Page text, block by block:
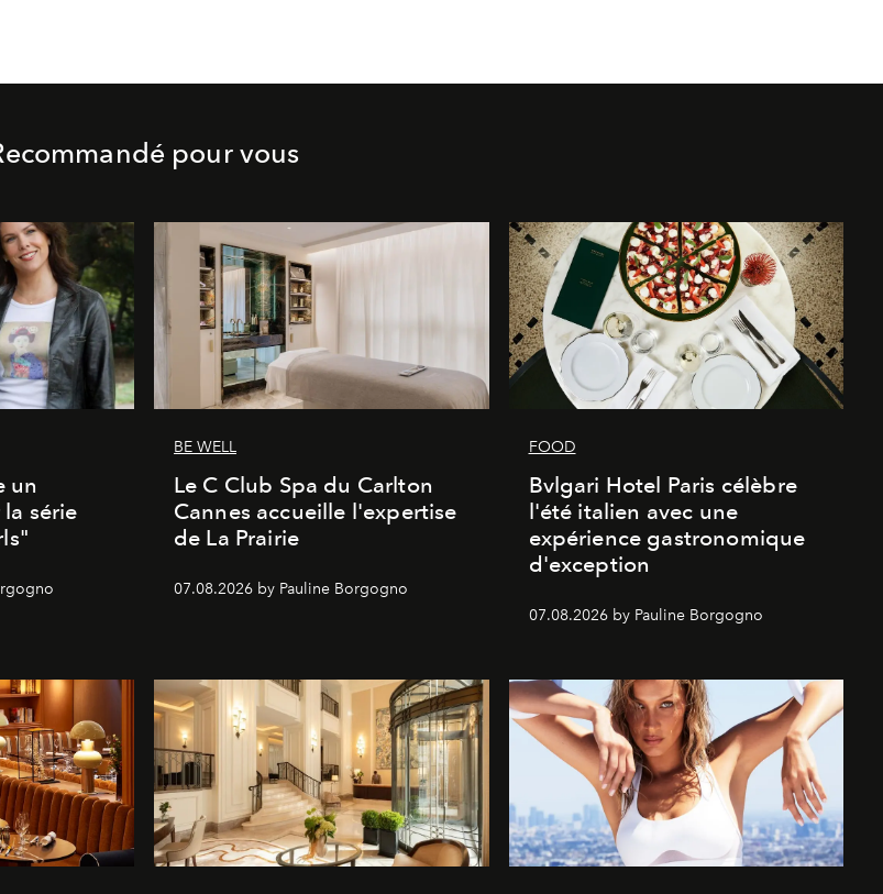
pour vous
un
série
BE WELL
Le C Club Spa du Carlton
Cannes accueille l'expertise
de La Prairie
07.08.2026 by Pauline Borgogno
FOOD
Bvlgari Hotel Paris célèbre
l'été italien avec une
expérience gastronomique
d'exception
07.08.2026 by Pauline Borgogno